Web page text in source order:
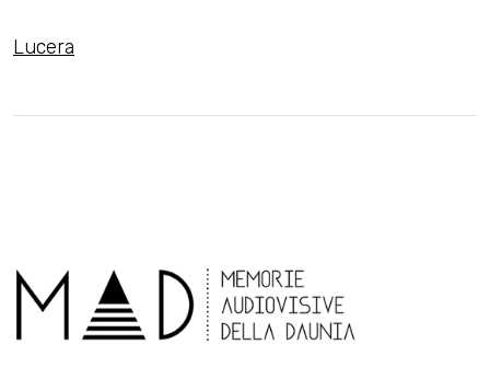
Lucera